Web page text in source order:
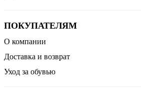
ПОКУПАТЕЛЯМ
О компании
Доставка и возврат
Уход за обувью